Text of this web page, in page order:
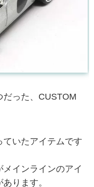
だった、CUSTOM
いたアイテムです
インラインのアイ
ります。